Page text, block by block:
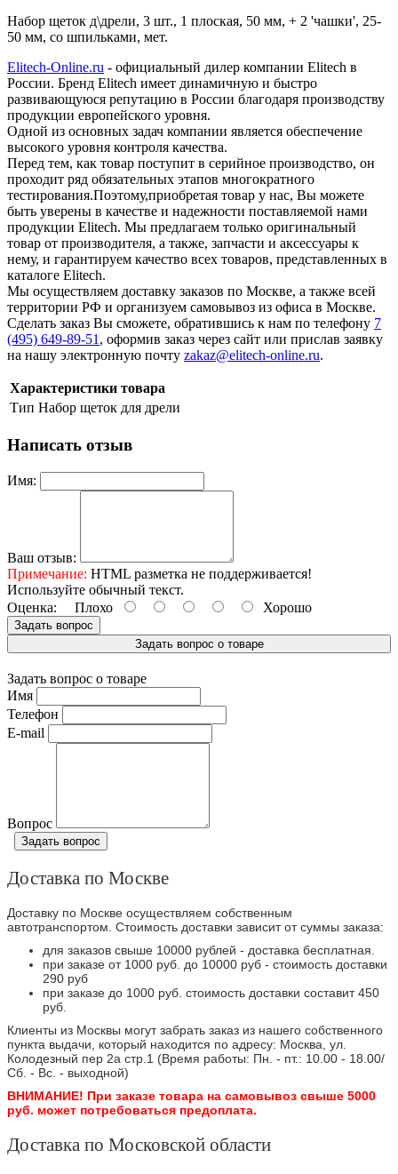
Набор щеток д\дрели, 3 шт., 1 плоская, 50 мм, + 2 'чашки', 25-
50 мм, со шпильками, мет.
Elitech-Online.ru - официальный дилер компании Elitech в
России. Бренд Elitech имеет динамичную и быстро
развивающуюся репутацию в России благодаря производству
продукции европейского уровня.
Одной из основных задач компании является обеспечение
высокого уровня контроля качества.
Перед тем, как товар поступит в серийное производство, он
проходит ряд обязательных этапов многократного
тестирования.Поэтому,приобретая товар у нас, Вы можете
быть уверены в качестве и надежности поставляемой нами
продукции Elitech. Мы предлагаем только оригинальный
товар от производителя, а также, запчасти и аксессуары к
нему, и гарантируем качество всех товаров, представленных в
каталоге Elitech.
Мы осуществляем доставку заказов по Москве, а также всей
территории РФ и организуем самовывоз из офиса в Москве.
Сделать заказ Вы сможете, обратившись к нам по телефону 7
(495) 649-89-51 , оформив заказ через сайт или прислав заявку
на нашу электронную почту zakaz@elitech-online.ru.
Характеристики товара
Тип Набор щеток для дрели
Написать отзыв
Имя:
Ваш отзыв:
Примечание: HTML разметка не поддерживается!
Используйте обычный текст.
Оценка: Плохо Хорошо
Задать вопрос
Задать вопрос о товаре
Задать вопрос о товаре
Имя
Телефон
E-mail
Вопрос
Задать вопрос
Доставка по Москве
Доставку по Москве осуществляем собственным
автотранспортом. Стоимость доставки зависит от суммы заказа:
для заказов свыше 10000 рублей - доставка бесплатная.
при заказе от 1000 руб. до 10000 руб - стоимость доставки
290 руб
при заказе до 1000 руб. стоимость доставки составит 450
руб.
Клиенты из Москвы могут забрать заказ из нашего собственного
пункта выдачи, который находится по адресу: Москва, ул.
Колодезный пер 2а стр.1 (Время работы: Пн. - пт.: 10.00 - 18.00/
Сб. - Вс. - выходной)
ВНИМАНИЕ! При заказе товара на самовывоз свыше 5000
руб. может потребоваться предоплата.
Доставка по Московской области